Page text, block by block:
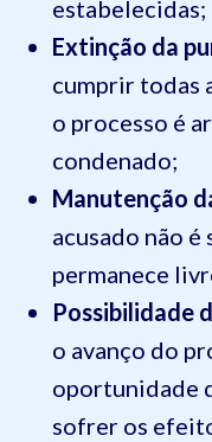
estabelecidas;
Extinção da
cumprir todas
o processo é
condenado;
Manutenção
acusado não
permanece
Possibilidade
o avanço do
oportunidade
sofrer os